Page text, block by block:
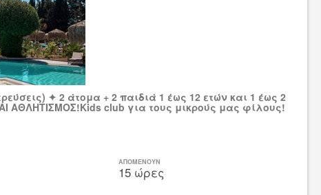
✦ 2 άτομα + 2 παιδιά 1 έως 12 ετών και 1 έως 2
ΑΘΛΗΤΙΣΜΟΣ!Kids club για τους μικρούς μας φίλους!
ΑΠΟΜΕΝΟΥΝ
15 ώρες